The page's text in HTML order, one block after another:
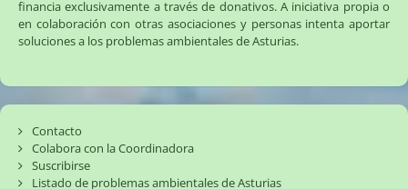
financia exclusivamente a través de donativos. A iniciativa propia o
en colaboración con otras asociaciones y personas intenta aportar
soluciones a los problemas ambientales de Asturias.
Contacto
Colabora con la Coordinadora
Suscribirse
Listado de problemas ambientales de Asturias